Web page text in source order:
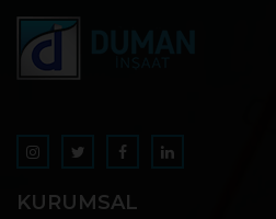
KURUMSAL